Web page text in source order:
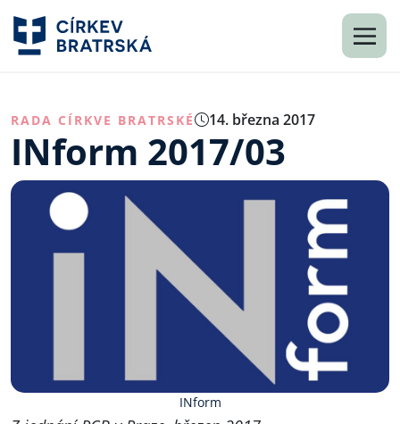
RADA CÍRKVE BRATRSKÉ 14. března 2017
INform 2017/03
INform